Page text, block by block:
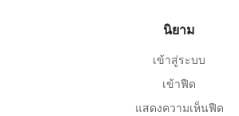
นิยาม
เข้าสู่ระบบ
เข้าฟีด
แสดงความเห็นฟีด